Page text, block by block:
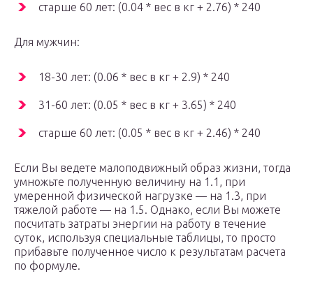
старше 60 лет: (0.04 * вес в кг + 2.76) * 240
Для мужчин:
18-30 лет: (0.06 * вес в кг + 2.9) * 240
31-60 лет: (0.05 * вес в кг + 3.65) * 240
старше 60 лет: (0.05 * вес в кг + 2.46) * 240
Если Вы ведете малоподвижный образ жизни, тогда
умножьте полученную величину на 1.1, при
умеренной физической нагрузке — на 1.3, при
тяжелой работе — на 1.5. Однако, если Вы можете
посчитать затраты энергии на работу в течение
суток, используя специальные таблицы, то просто
прибавьте полученное число к результатам расчета
по формуле.